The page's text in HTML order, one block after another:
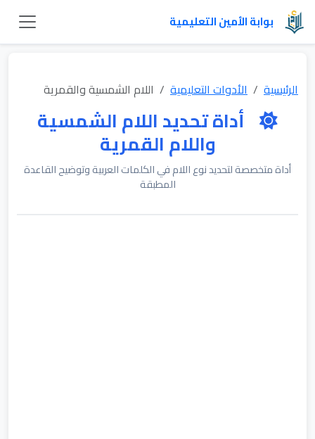
بوابة الأمين التعليمية
الرئيسية الأدوات التعليمية اللام الشمسية والقمرية
أداة تحديد اللام الشمسية
واللام القمرية
أداة متخصصة لتحديد نوع اللام في الكلمات العربية وتوضيح القاعدة
المطبقة